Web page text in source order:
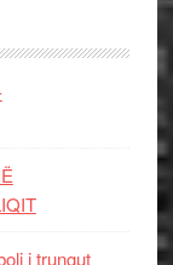
i trungut